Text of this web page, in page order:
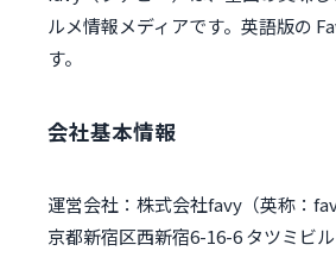
ルメ情報メディアです。英語版の
す。
会社基本情報
運営会社：株式会社favy（英称：
京都新宿区西新宿6-16-6 タツミビ